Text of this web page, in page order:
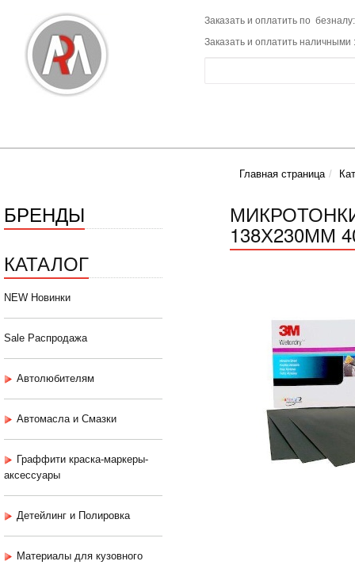
Заказать и оплатить по
Заказать и оплатить наличными
Главная страница
БРЕНДЫ
КАТАЛОГ
NEW Новинки
Sale Распродажа
Автолюбителям
Автомасла и Смазки
Граффити краска-маркеры-
аксессуары
Детейлинг и Полировка
Материалы для кузовного
138Х230ММ